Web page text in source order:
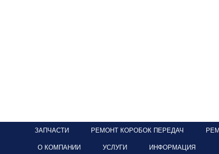
ЗАПЧАСТИ РЕМОНТ КОРОБОК ПЕРЕДАЧ
О КОМПАНИИ УСЛУГИ ИНФОРМАЦИЯ